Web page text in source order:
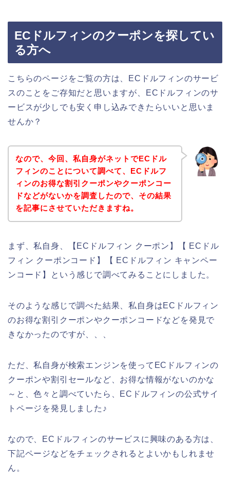
ECドルフィンのクーポンを探してい
る方へ
こちらのページをご覧の方は、ECドルフィンのサービ
スのことをご存知だと思いますが、ECドルフィンのサ
ービスが少しでも安く申し込みできたらいいと思いま
せんか？
なので、今回、私自身がネットでECドル
フィンのことについて調べて、ECドルフ
ィンのお得な割引クーポンやクーポンコー
ドなどがないかを調査したので、その結果
を記事にさせていただきますね。
まず、私自身、【ECドルフィン クーポン】【 ECドル
フィン クーポンコード】【 ECドルフィン キャンペー
ンコード】という感じで調べてみることにしました。
そのような感じで調べた結果、私自身はECドルフィン
のお得な割引クーポンやクーポンコードなどを発見で
きなかったのですが、、、
ただ、私自身が検索エンジンを使ってECドルフィンの
クーポンや割引セールなど、お得な情報がないのかな
～と、色々と調べていたら、ECドルフィンの公式サイ
トページを発見しました♪
なので、ECドルフィンのサービスに興味のある方は、
下記ページなどをチェックされるとよいかもしれませ
ん。